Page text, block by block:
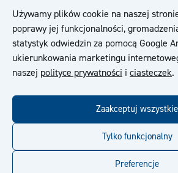
Używamy plików cookie na naszej
poprawy jej funkcjonalności,
statystyk odwiedzin za pomocą Google
ukierunkowania marketingu
naszej polityce prywatności i ciasteczek.
Zaakceptuj wszystkie
Tylko funkcjonalny
Preferencje
Zamów Newsletter
OWS